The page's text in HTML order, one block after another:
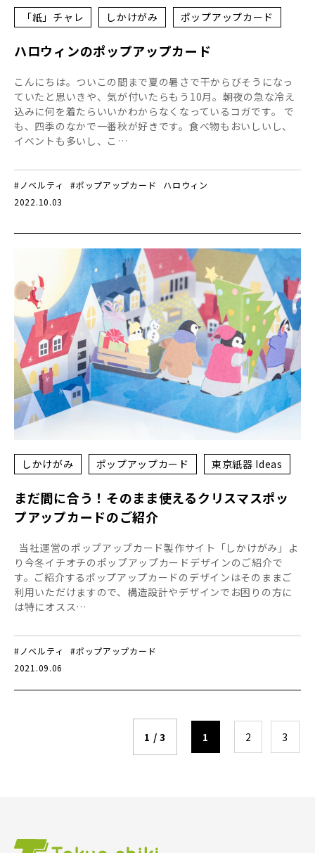
「紙」チャレ しかけがみ ポップアップカード
ハロウィンのポップアップカード
こんにちは。ついこの間まで夏の暑さで干からびそうになっ
ていたと思いきや、気が付いたらもう10月。朝夜の急な冷え
込みに何を着たらいいかわからなくなっているコガです。 で
も、四季のなかで一番秋が好きです。食べ物もおいしいし、
イベントも多いし、こ…
#ノベルティ #ポップアップカード
ハロウィン
2022.10.03
しかけがみ ポップアップカード 東京紙器 Ideas
まだ間に合う！そのまま使えるクリスマスポッ
プアップカードのご紹介
当社運営のポップアップカード製作サイト「しかけがみ」よ
り今冬イチオチのポップアップカードデザインのご紹介で
す。ご紹介するポップアップカードのデザインはそのままご
利用いただけますので、構造設計やデザインでお困りの方に
は特にオスス…
#ノベルティ
#ポップアップカード
2021.09.06
1 / 3 1 2 3